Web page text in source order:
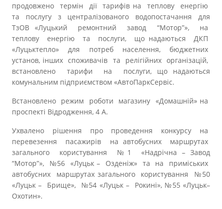
продовжено термін дії тарифів на теплову енергію
та послугу з централізованого водопостачання для
ТзОВ «Луцький ремонтний завод “Мотор”», на
теплову енергію та послуги, що надаються ДКП
«Луцьктепло» для потреб населення, бюджетних
установ, інших споживачів та релігійних організацій,
встановлено тарифи на послуги, що надаються
комунальним підприємством «АвтоПаркСервіс.
Встановлено режим роботи магазину «Домашній» на
проспекті Відродження, 4 А.
Ухвалено рішення про проведення конкурсу на
перевезення пасажирів на автобусних маршрутах
загального користування №1 «Надрічна – Завод
“Мотор”», №56 «Луцьк – Озденіж» та на приміських
автобусних маршрутах загального користування №50
«Луцьк – Брище», №54 «Луцьк – Рокині», №55 «Луцьк–
Охотин».